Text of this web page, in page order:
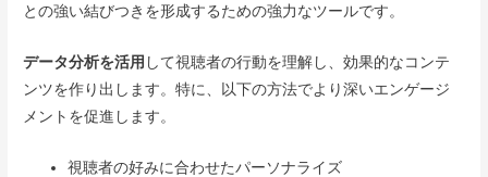
との強い結びつきを形成するための強力なツールです。
データ分析を活用 して視聴者の行動を理解し、効果的なコンテ
ンツを作り出します。特に、以下の方法でより深いエンゲージ
メントを促進します。
視聴者の好みに合わせたパーソナライズ